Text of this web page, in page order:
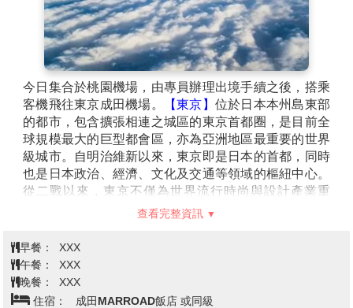
今日集合於桃園機場，由專員辦理出境手續之後，搭乘
客機飛往東京成田機場。
【東京】 位於日本本州島東部
的都市，包含擴張相連之城區的東京首都圈，是目前全
球規模最大的巨型都會區，亦為亞洲地區最重要的世界
級城市。自明治維新以來，東京即是日本的首都，同時
也是日本政治、經濟、文化及交通等領域的樞紐中心。
從二戰以來，東京不僅為世界流行時尚與設計產業重
鎮，亦為世界經濟最進步富裕及商業活動發達度居首位
查看完整資訊
早餐：
XXX
午餐：
XXX
晚餐：
XXX
住宿：
成田MARROAD飯店 或同級